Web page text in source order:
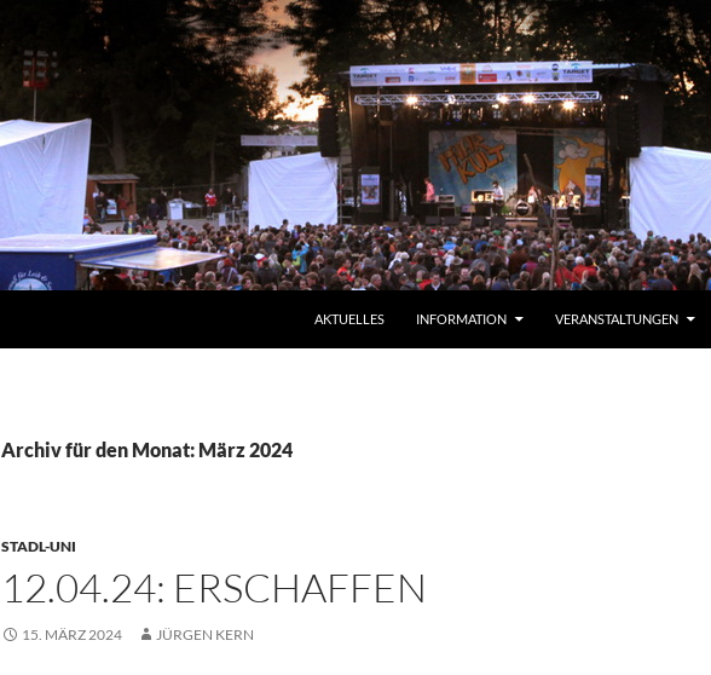
AKTUELLES
INFORMATION VERANSTALTUNGEN
Archiv für den Monat: März 2024
STADL-UNI
12.04.24: ERSCHAFFEN
15. MÄRZ 2024 JÜRGEN KERN